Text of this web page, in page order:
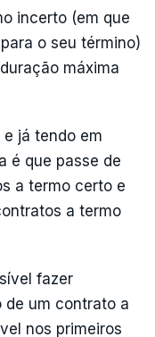
incerto (em que
o seu término)
máxima
já tendo em
é que passe de
a termo certo e
a termo
fazer
de um contrato a
nos primeiros